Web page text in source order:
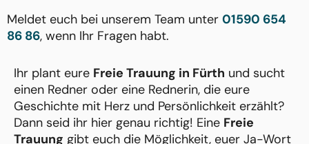
Meldet euch bei unserem Team unter 01590 654
86 86, wenn Ihr Fragen habt.
Ihr plant eure Freie Trauung in Fürth und sucht
einen Redner oder eine Rednerin, die eure
Geschichte mit Herz und Persönlichkeit erzählt?
Dann seid ihr hier genau richtig! Eine Freie
Trauung gibt euch die Möglichkeit, euer Ja-Wort